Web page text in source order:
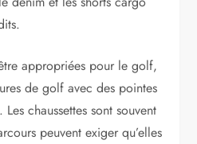
appropriées pour le golf,
de golf avec des pointes
chaussettes sont souvent
peuvent exiger qu’elles